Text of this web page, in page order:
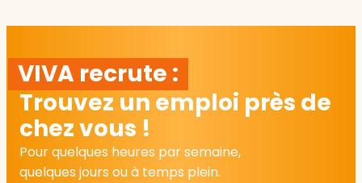
VIVA recrute :
Trouvez un emploi près de
chez vous !
Pour quelques heures par semaine,
quelques jours ou à temps plein.